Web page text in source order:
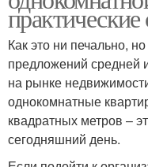
Как это ни печально,
предложений средней
на рынке
однокомнатные
квадратных метров –
сегодняшний день.